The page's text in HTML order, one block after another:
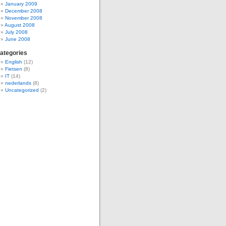
January 2009
December 2008
November 2008
August 2008
July 2008
June 2008
English (12)
Fietsen (8)
IT (14)
nederlands (8)
Uncategorized (2)